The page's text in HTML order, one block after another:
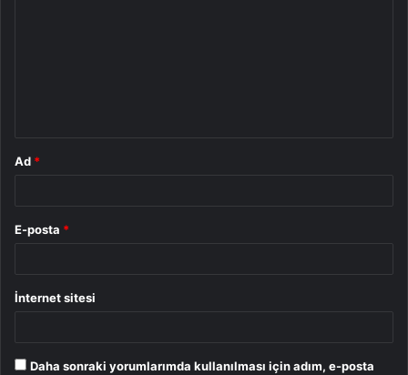
Ad *
E-posta *
İnternet sitesi
Daha sonraki yorumlarımda kullanılması için adım, e-posta